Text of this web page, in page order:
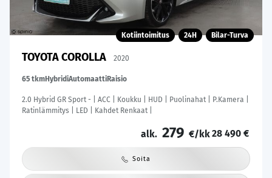
Kotiintoimitus 24H Bilar-Turva
TOYOTA COROLLA 2020
65 tkmHybridiAutomaattiRaisio
2.0 Hybrid GR Sport - | ACC | Koukku | HUD | Puolinahat | P.Kamera |
Ratinlämmitys | LED | Kahdet Renkaat |
alk. 279 €/kk28 490 €
Soita